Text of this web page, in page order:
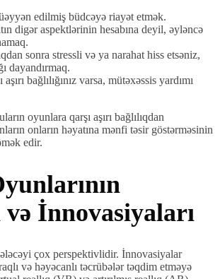
edilmiş büdcəyə riayət etmək.
digər aspektlərinin hesabına deyil, əyləncə
sonra stressli və ya narahat hiss etsəniz,
dayandırmaq.
bağlılığınız varsa, mütəxəssis yardımı
oyunlara qarşı aşırı bağlılıqdan
onların həyatına mənfi təsir göstərməsinin
edir.
və İnnovasiyaları
çox perspektivlidir. İnnovasiyalar
və həyəcanlı təcrübələr təqdim etməyə